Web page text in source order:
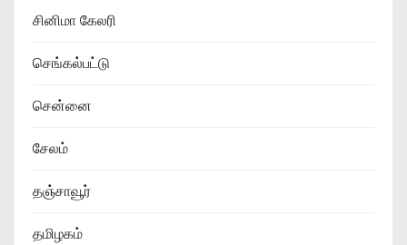
சினிமா கேலரி
செங்கல்பட்டு
சென்னை
சேலம்
தஞ்சாவூர்
தமிழகம்